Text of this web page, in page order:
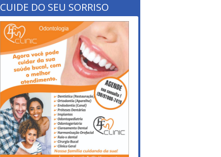
CUIDE DO SEU SORRISO